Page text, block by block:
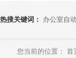
热搜关键词： 办公室自
您当前的位置： 首